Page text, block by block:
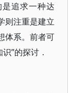
追求一种达
则注重是建立
体系。前者可
”的探讨．